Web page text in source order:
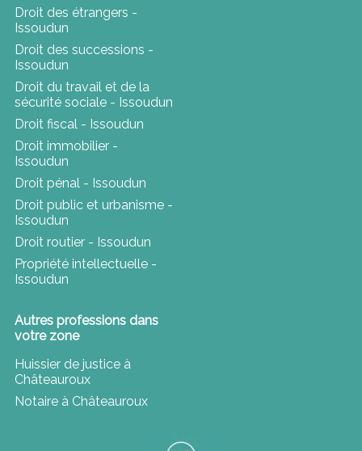
Droit des étrangers -
Issoudun
Droit des successions -
Issoudun
Droit du travail et de la
sécurité sociale - Issoudun
Droit fiscal - Issoudun
Droit immobilier -
Issoudun
Droit pénal - Issoudun
Droit public et urbanisme -
Issoudun
Droit routier - Issoudun
Propriété intellectuelle -
Issoudun
Autres professions dans
votre zone
Huissier de justice à
Châteauroux
Notaire à Châteauroux